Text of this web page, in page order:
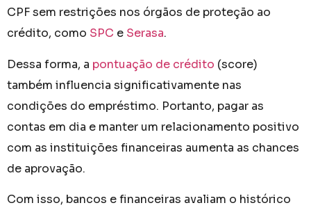
CPF sem restrições nos órgãos de proteção ao
crédito, como SPC e Serasa.
Dessa forma, a pontuação de crédito (score)
também influencia significativamente nas
condições do empréstimo. Portanto, pagar as
contas em dia e manter um relacionamento positivo
com as instituições financeiras aumenta as chances
de aprovação.
Com isso, bancos e financeiras avaliam o histórico